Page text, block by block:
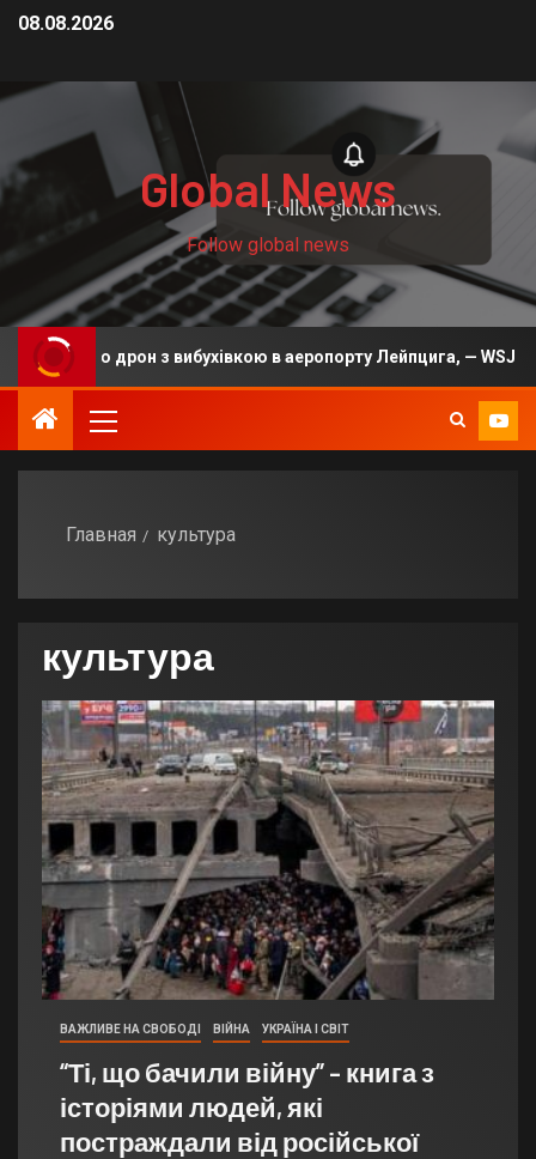
08.08.2026
Global News
Follow global news
Росією дрон з вибухівкою в аеропорту Лейпцига, — WSJ
Главная культура
культура
ВАЖЛИВЕ НА СВОБОДІ ВІЙНА УКРАЇНА І СВІТ
“Ті, що бачили війну” – книга з
історіями людей, які
постраждали від російської